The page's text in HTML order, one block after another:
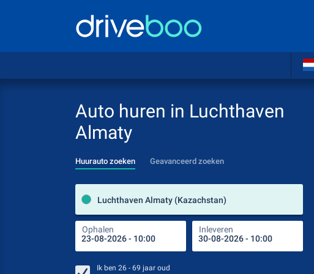
Auto huren in Luchthaven
Almaty
Huurauto zoeken Geavanceerd zoeken
Luchthaven Almaty (Kazachstan)
Ophalen Inleveren
Ik ben 26 - 69 jaar oud